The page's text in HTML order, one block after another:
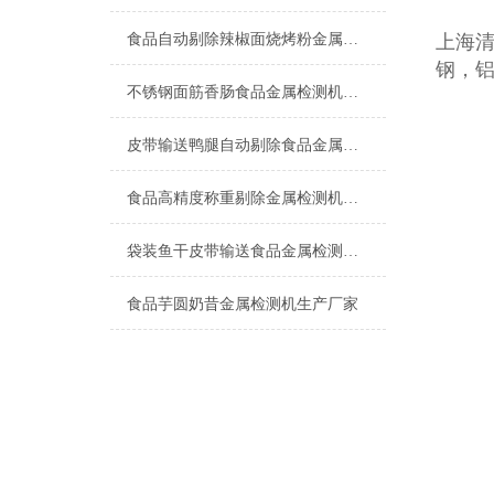
食品自动剔除辣椒面烧烤粉金属检测机产品简介
不锈钢面筋香肠食品金属检测机生产商
皮带输送鸭腿自动剔除食品金属检测机产品简介
食品高精度称重剔除金属检测机上海厂家
袋装鱼干皮带输送食品金属检测机产品介绍
食品芋圆奶昔金属检测机生产厂家
上海
钢，